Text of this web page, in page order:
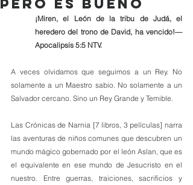
Pero es Bueno
¡Miren, el León de la tribu de Judá, el
heredero del trono de David, ha vencido!—
Apocalipsis 5:5 NTV.
A veces olvidamos que seguimos a un Rey. No
solamente a un Maestro sabio. No solamente a un
Salvador cercano. Sino un Rey Grande y Temible.
Las Crónicas de Narnia [7 libros, 3 películas] narra
las aventuras de niños comunes que descubren un
mundo mágico gobernado por el león Aslan, que es
el equivalente en ese mundo de Jesucristo en el
nuestro. Entre guerras, traiciones, sacrificios y